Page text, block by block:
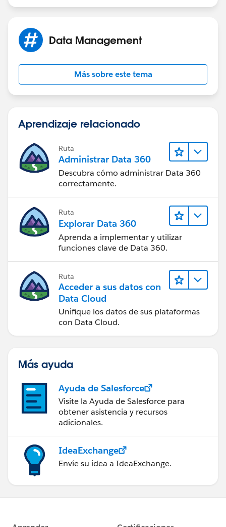
Data Management
Más sobre este tema
Aprendizaje relacionado
Ruta
Administrar Data 360
Descubra cómo administrar Data 360
correctamente.
Ruta
Explorar Data 360
Aprenda a implementar y utilizar
funciones clave de Data 360.
Ruta
Acceder a sus datos con
Data Cloud
Unifique los datos de sus plataformas
con Data Cloud.
Más ayuda
Ayuda de Salesforce
Visite la Ayuda de Salesforce para
obtener asistencia y recursos
adicionales.
IdeaExchange
Envíe su idea a IdeaExchange.